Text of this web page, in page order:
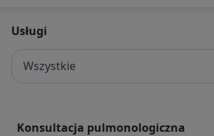
Usługi
Wszystkie
Konsultacja pulmonologiczna